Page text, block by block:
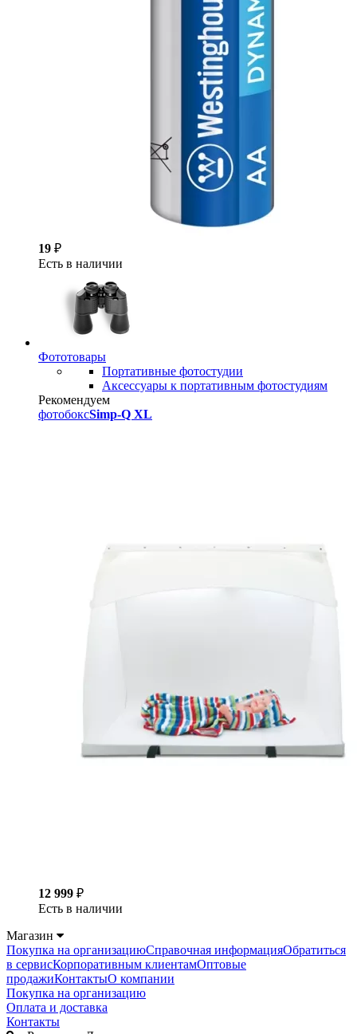
19 ₽
Есть в наличии
Фототовары
Портативные фотостудии
Аксессуары к портативным фотостудиям
Рекомендуем
фотобоксSimp-Q XL
12 999 ₽
Есть в наличии
Магазин
Покупка на организациюСправочная информацияОбратиться
в сервисКорпоративным клиентамОптовые
продажиКонтактыО компании
Покупка на организацию
Оплата и доставка
Контакты